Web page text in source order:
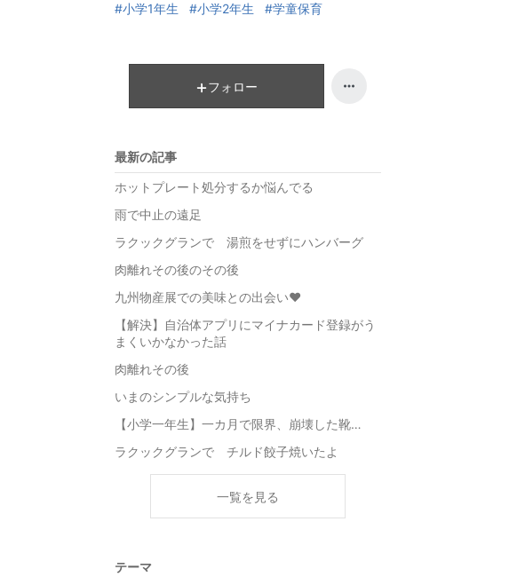
#小学1年生 #小学2年生 #学童保育
フォロー
最新の記事
ホットプレート処分するか悩んでる
雨で中止の遠足
ラクックグランで 湯煎をせずにハンバーグ
肉離れその後のその後
九州物産展での美味との出会い❤️
【解決】自治体アプリにマイナカード登録がう
まくいかなかった話
肉離れその後
いまのシンプルな気持ち
【小学一年生】一カ月で限界、崩壊した靴…
ラクックグランで チルド餃子焼いたよ
一覧を見る
テーマ